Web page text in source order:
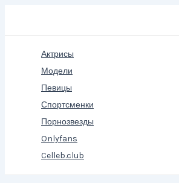
Актрисы
Модели
Певицы
Спортсменки
Порнозвезды
Onlyfans
Celleb.club